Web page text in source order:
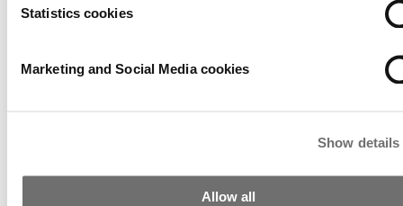
Statistics cookies
Marketing and Social Media cookies
Show details
Allow all